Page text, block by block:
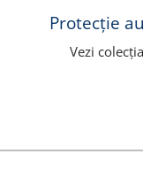
Protecție
Vezi colecția